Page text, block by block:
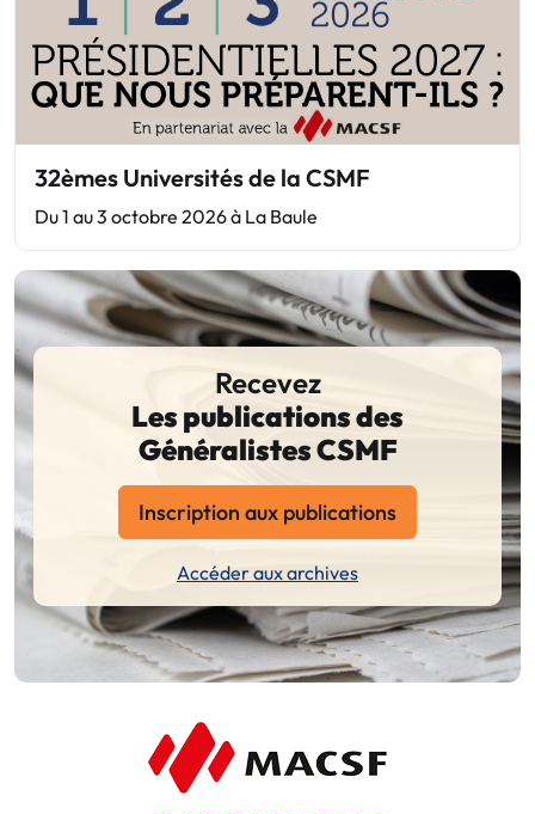
32èmes Universités de la CSMF
Du 1 au 3 octobre 2026 à La Baule
Recevez
Les publications des
Généralistes CSMF
Inscription aux publications
Accéder aux archives